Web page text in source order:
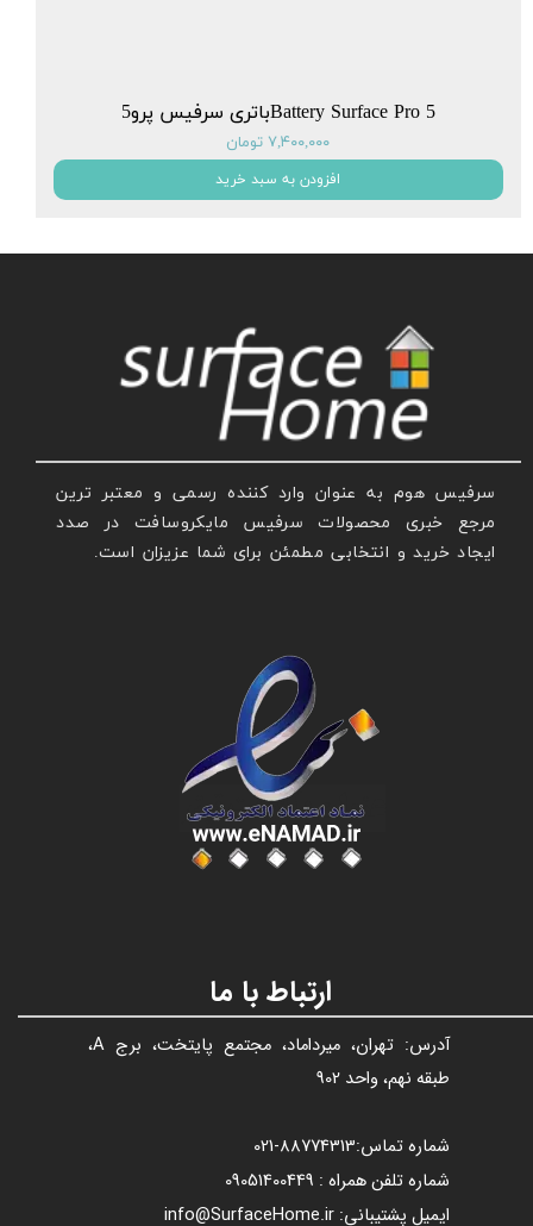
Battery Surface Pro 5باتری سرفیس پرو5
۷,۴۰۰,۰۰۰ تومان
افزودن به سبد خرید
سرفیس هوم به عنوان وارد کننده رسمی و معتبر ترین
مرجع خبری محصولات سرفیس مایکروسافت در صدد
ایجاد خرید و انتخابی مطمئن برای شما عزیزان است.
عنوان با فونت تیتر
آدرس: تهران، میرداماد، مجتمع پایتخت، برج A،
طبقه نهم، واحد 902
شماره تماس:88774313​​​​​​​
-021​​​​​​​
شماره تلفن همراه : 09051400449
ایمیل پشتیبانی: info@SurfaceHome.ir
ارتباط با ما